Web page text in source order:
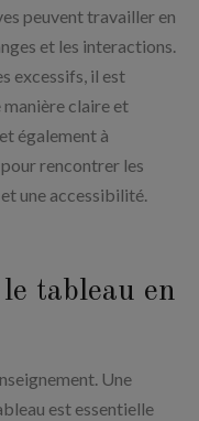
peuvent travailler en
et les interactions.
excessifs, il est
claire et
également à
pour rencontrer les
une accessibilité.
tableau en
Une
est essentielle